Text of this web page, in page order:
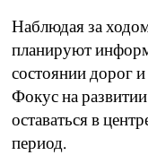
Наблюдая за
планируют
состоянии дорог
Фокус на
оставаться в
период.